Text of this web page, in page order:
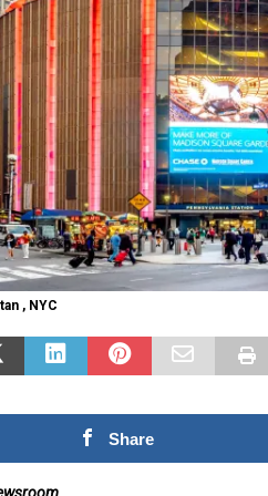
, NYC
Share
Islas Malvinas y el
una historia de
memoria y
nacional
Por El Latino
El deporte ha sido, a lo largo
la historia, mucho más que una
entre equipos o atletas. En